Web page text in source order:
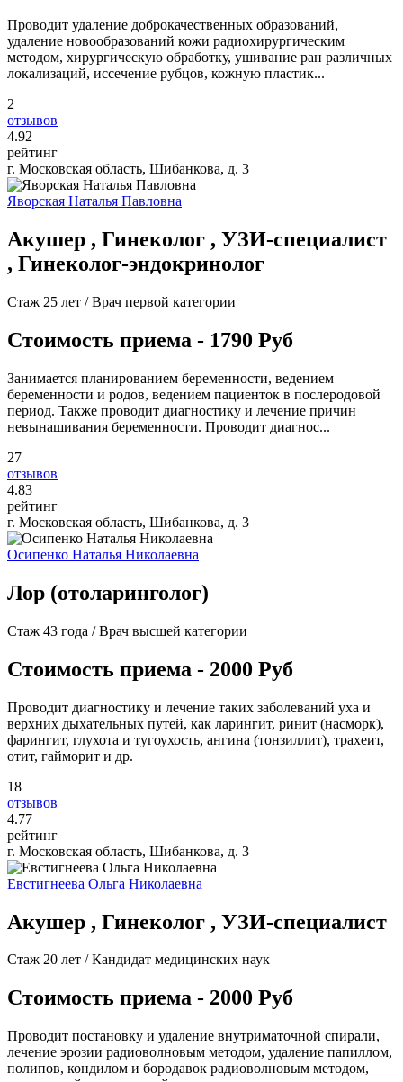
Проводит удаление доброкачественных образований,
удаление новообразований кожи радиохирургическим
методом, хирургическую обработку, ушивание ран различных
локализаций, иссечение рубцов, кожную пластик...
2
отзывов
4.92
рейтинг
г. Московская область, Шибанкова, д. 3
Яворская Наталья Павловна
Акушер , Гинеколог , УЗИ-специалист
, Гинеколог-эндокринолог
Стаж 25 лет / Врач первой категории
Стоимость приема - 1790 Руб
Занимается планированием беременности, ведением
беременности и родов, ведением пациенток в послеродовой
период. Также проводит диагностику и лечение причин
невынашивания беременности. Проводит диагнос...
27
отзывов
4.83
рейтинг
г. Московская область, Шибанкова, д. 3
Осипенко Наталья Николаевна
Лор (отоларинголог)
Стаж 43 года / Врач высшей категории
Стоимость приема - 2000 Руб
Проводит диагностику и лечение таких заболеваний уха и
верхних дыхательных путей, как ларингит, ринит (насморк),
фарингит, глухота и тугоухость, ангина (тонзиллит), трахеит,
отит, гайморит и др.
18
отзывов
4.77
рейтинг
г. Московская область, Шибанкова, д. 3
Евстигнеева Ольга Николаевна
Акушер , Гинеколог , УЗИ-специалист
Стаж 20 лет / Кандидат медицинских наук
Стоимость приема - 2000 Руб
Проводит постановку и удаление внутриматочной спирали,
лечение эрозии радиоволновым методом, удаление папиллом,
полипов, кондилом и бородавок радиоволновым методом,